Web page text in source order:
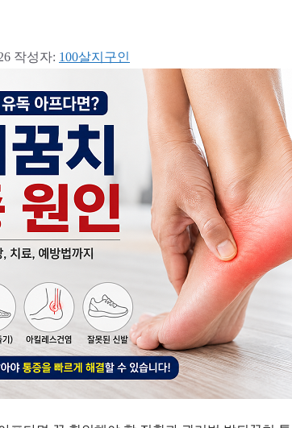
작성자: 100살지구인